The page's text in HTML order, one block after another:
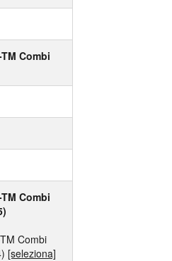
Combi
Combi
Combi
[seleziona]